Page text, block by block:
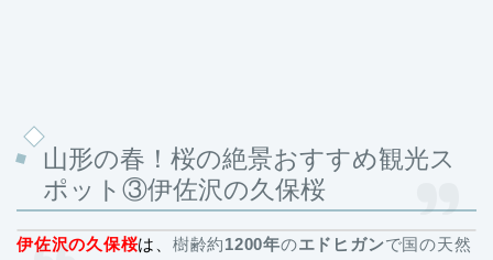
山形の春！桜の絶景おすすめ観光ス
ポット③伊佐沢の久保桜
伊佐沢の久保桜は、 樹齢約1200年のエドヒガンで国の天然